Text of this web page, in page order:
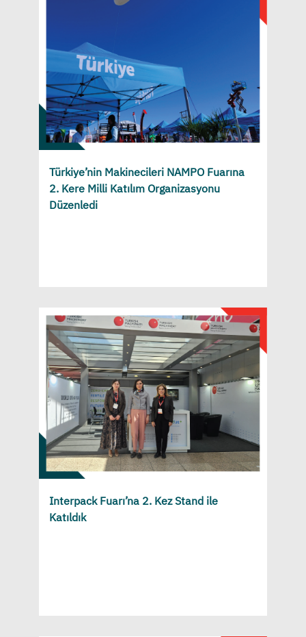
Türkiye’nin Makinecileri NAMPO Fuarına
2. Kere Milli Katılım Organizasyonu
Düzenledi
Interpack Fuarı’na 2. Kez Stand ile
Katıldık